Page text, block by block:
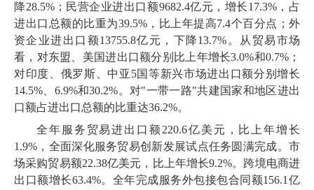
降28.5%；民营企业进出口额9682.4亿元，增长17.3%，占
进出口总额的比重为39.5%，比上年提高7.4个百分点；外
资企业进出口额13755.8亿元，下降13.7%。从贸易市场
看，对东盟、美国进出口额分别比上年增长3.0%和0.7%；
对印度、俄罗斯、中亚 5国等新兴市场进出口额分别增长
14.5%、 6.9%和30.2%。对"一带一路"共建国家和地区进出
口额占进出口总额的比重达36.2%。
全年服务贸易进出口额220.6亿美元，比上年增长
1 .9%，全面深化服务贸易创新发展试点任务圆满完成。市
场采购贸易额22.38亿美元，比上年增长9.2%。跨境电商进
出口额增长63.4%。全年完成服务外包接包合同额156.1 亿